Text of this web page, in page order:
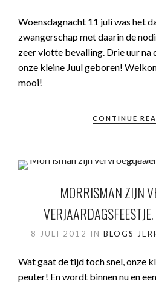
Woensdagnacht 11 juli was het
zwangerschap met daarin de
zeer vlotte bevalling. Drie uur na
onze kleine Juul geboren!
mooi!
CONTINUE
MORRISMAN ZIJN
8 JULI 2012 IN BLOGS
Wat gaat de tijd toch snel, onze
peuter! En wordt binnen nu en